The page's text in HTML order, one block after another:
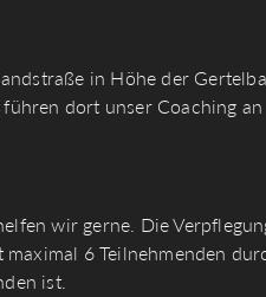
in Höhe der
dort unser Coaching an
wir gerne. Die
6 Teilnehmenden
ist.